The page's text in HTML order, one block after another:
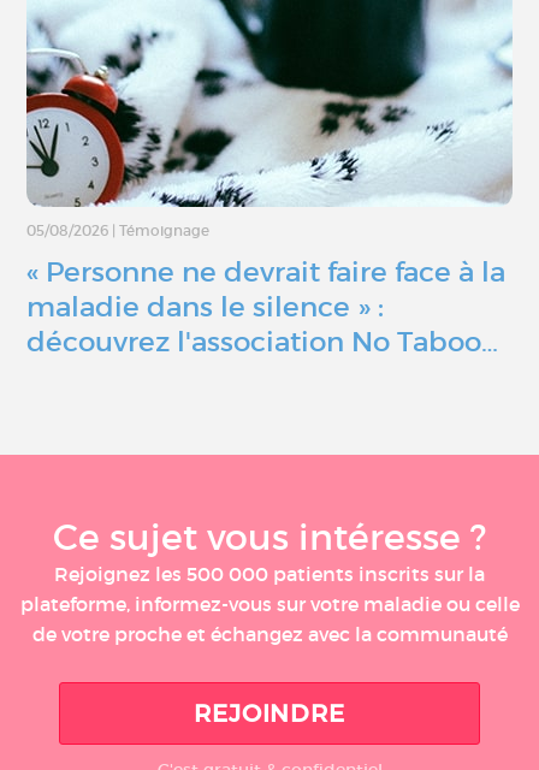
05/08/2026 Témoignage
« Personne ne devrait faire face à la
maladie dans le silence » :
découvrez l'association No Taboo…
Ce sujet vous intéresse ?
Rejoignez les 500 000 patients inscrits sur la
plateforme, informez-vous sur votre maladie ou celle
de votre proche et échangez avec la communauté
REJOINDRE